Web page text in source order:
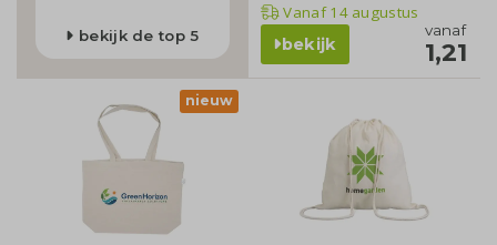
bekijk de top 5
Vanaf14 augustus
bekijk
vanaf
1,21
nieuw